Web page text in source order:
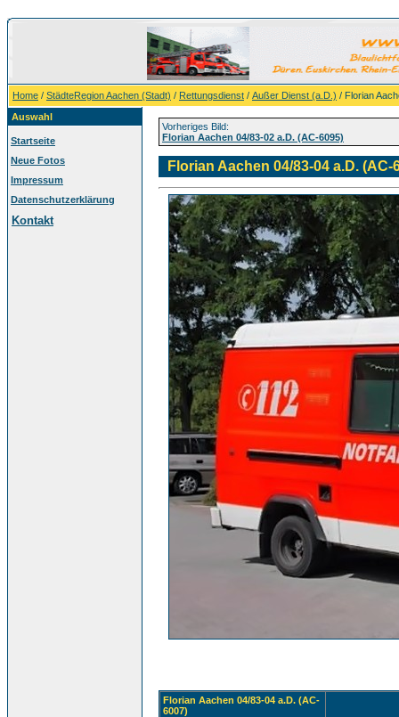
Home / StädteRegion Aachen (Stadt) / Rettungsdienst / Außer Dienst (a.D.) / Florian
Auswahl
Startseite
Neue Fotos
Impressum
Datenschutzerklärung
Kontakt
Vorheriges Bild:
Florian Aachen 04/83-02 a.D. (AC-6095)
Florian Aachen 04/83-04 a.D. (AC-
Florian Aachen 04/83-04 a.D. (AC-
6007)